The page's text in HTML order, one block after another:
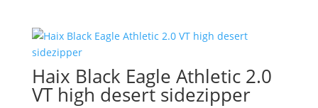
Haix Black Eagle Athletic 2.0
VT high desert sidezipper